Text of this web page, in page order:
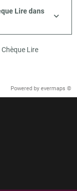
Lire dans
Lire
Powered by evermaps ©